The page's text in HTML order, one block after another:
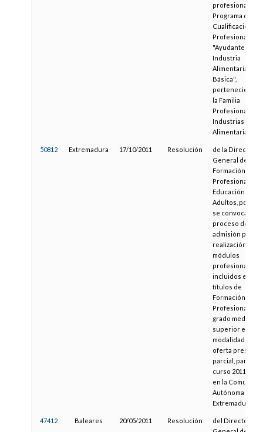
profesionales
Programa de
Cualificación
Profesional
"Ayudante de
Industria
Alimentaria
Básica",
pertenecientes
la Familia
Profesional
Industrias
Alimentarias
50812 Extremadura 17/10/2011 Resolución
de la Dirección
General de
Formación
Profesional y
Educación de
Adultos, por la
se convoca el
proceso de
admisión para la
realización de
módulos
profesionales
incluidos en
títulos de
Formación
Profesional de
grado medio y
superior en la
modalidad de
oferta
parcial, para el
curso 2011-2012
en la
Autónoma de
Extremadura
47412 Baleares 20/05/2011 Resolución
del Director